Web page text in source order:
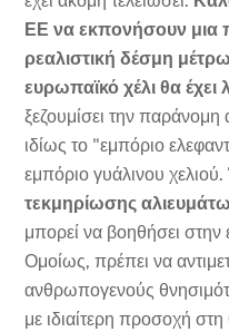
ΕΕ να εκπονήσουν μια
ρεαλιστική δέσμη
ευρωπαϊκό χέλι θα
ξεζουμίσει την
ιδίως το "εμπόριο
εμπόριο γυάλινου
τεκμηρίωσης
μπορεί να βοηθήσει στην
Ομοίως, πρέπει να
ανθρωπογενούς
με ιδιαίτερη προσοχή